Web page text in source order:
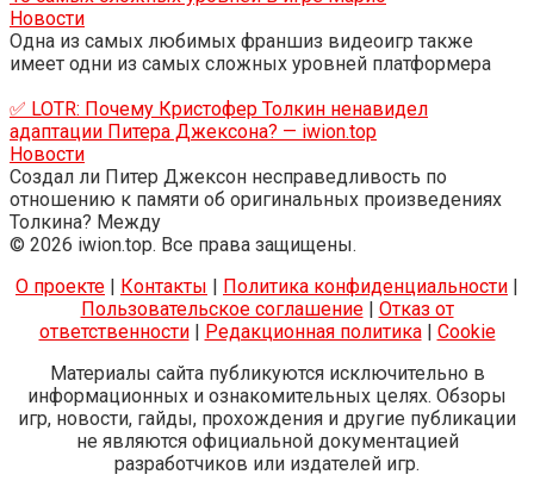
Новости
Одна из самых любимых франшиз видеоигр также
имеет одни из самых сложных уровней платформера
✅ LOTR: Почему Кристофер Толкин ненавидел
адаптации Питера Джексона? — iwion.top
Новости
Создал ли Питер Джексон несправедливость по
отношению к памяти об оригинальных произведениях
Толкина? Между
© 2026 iwion.top. Все права защищены.
О проекте | Контакты | Политика конфиденциальности |
Пользовательское соглашение| Отказ от
ответственности| Редакционная политика| Cookie
Материалы сайта публикуются исключительно в
информационных и ознакомительных целях. Обзоры
игр, новости, гайды, прохождения и другие публикации
не являются официальной документацией
разработчиков или издателей игр.